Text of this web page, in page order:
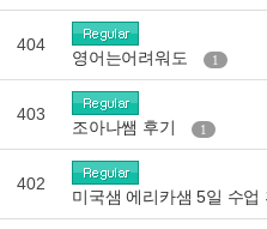
404
영어는어려워도 1
403
조아나쌤 후기 1
402
미국샘 에리카샘 5일 수업